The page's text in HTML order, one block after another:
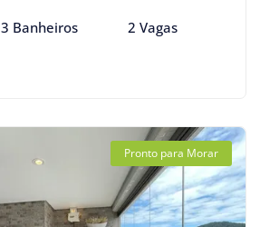
3 Banheiros 2 Vagas
Pronto para Morar